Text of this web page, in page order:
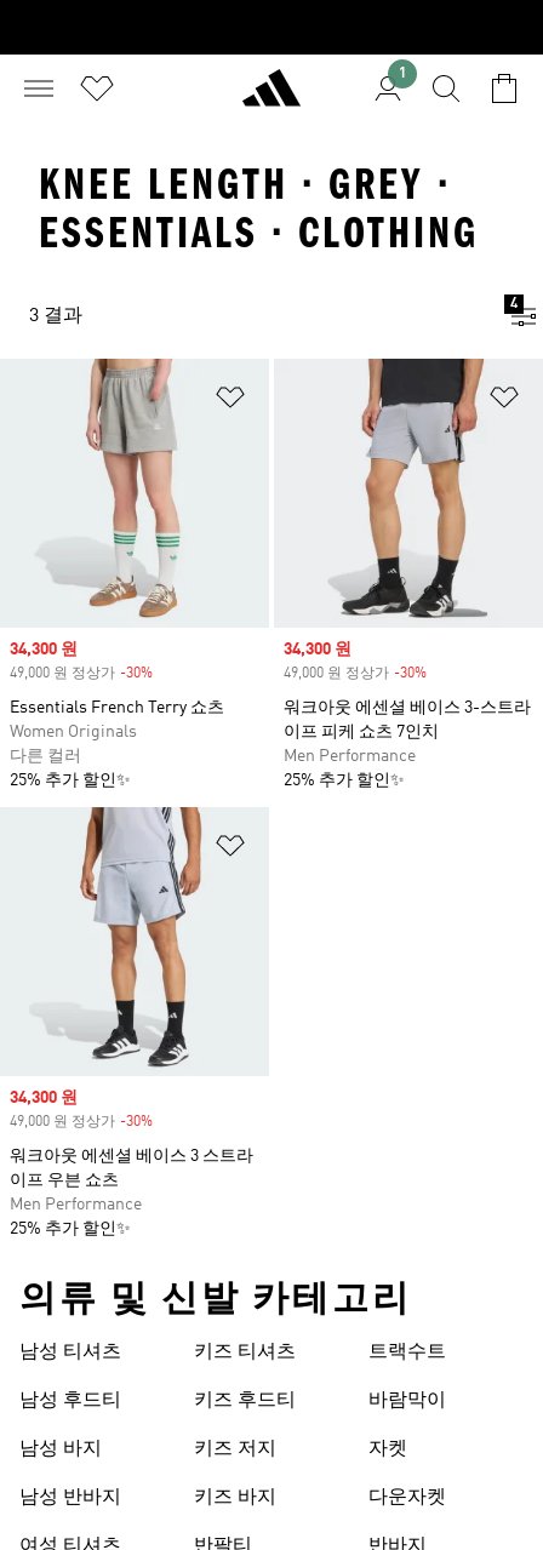
1
KNEE LENGTH · GREY ·
ESSENTIALS · CLOTHING
3 결과
4
위시리스트 담기
Sale price
34,300 원
49,000 원 정상가 -30%
Essentials French Terry 쇼츠
Women Originals
다른 컬러
25% 추가 할인✨
Sale price
34,300 원
49,000 원 정상가 -30%
워크아웃 에센셜 베이스 3-스트라
이프 피케 쇼츠 7인치
Men Performance
25% 추가 할인✨
Sale price
34,300 원
49,000 원 정상가 -30%
워크아웃 에센셜 베이스 3 스트라
이프 우븐 쇼츠
Men Performance
25% 추가 할인✨
의류 및 신발 카테고리
남성 티셔츠
남성 후드티
남성 바지
남성 반바지
키즈 티셔츠
키즈 후드티
키즈 저지
키즈 바지
트랙수트
바람막이
자켓
다운자켓